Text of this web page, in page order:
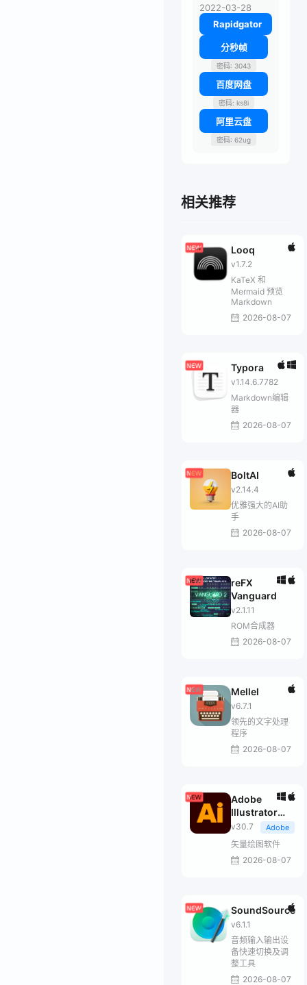
2022-03-28
Rapidgator
分秒帧
密码: 3043
百度网盘
密码: ks8i
阿里云盘
密码: 62ug
相关推荐
Looq
v1.7.2
KaTeX 和
Mermaid 预览
Markdown
2026-08-07
Typora
v1.14.6.7782
Markdown编辑
器
2026-08-07
BoltAI
v2.14.4
优雅强大的AI助
手
2026-08-07
reFX
Vanguard
v2.1.11
ROM合成器
2026-08-07
Mellel
v6.7.1
领先的文字处理
程序
2026-08-07
Adobe
Illustrator
2026
v30.7 Adobe
矢量绘图软件
2026-08-07
SoundSource
v6.1.1
音频输入输出设
备快速切换及调
整工具
2026-08-07